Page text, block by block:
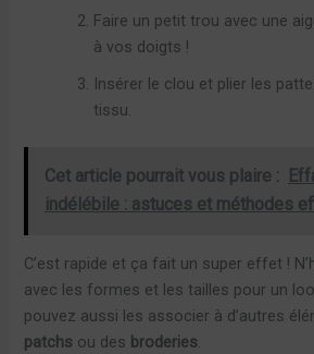
Faire un petit trou avec une
à vos doigts !
Insérer le clou et plier les
tissu.
Cet article pourrait vous plaire :
indélébile : astuces et méthodes
C’est rapide et ça fait un super effet !
avec les formes et les tailles pour un
pouvez aussi les associer à d’autres
patchs ou des broderies.